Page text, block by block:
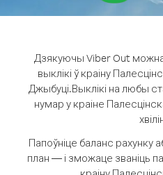
Дзякуючы Viber Out
выклікі ў краіну
Джыбуці.Выклікі на любы
нумар у краіне
Папоўніце баланс
план — і зможаце званіць